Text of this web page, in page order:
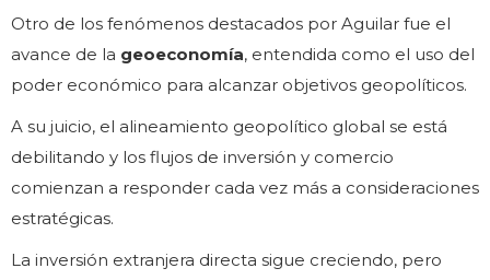
Otro de los fenómenos destacados por Aguilar fue el
avance de la geoeconomía, entendida como el uso del
poder económico para alcanzar objetivos geopolíticos.
A su juicio, el alineamiento geopolítico global se está
debilitando y los flujos de inversión y comercio
comienzan a responder cada vez más a consideraciones
estratégicas.
La inversión extranjera directa sigue creciendo, pero